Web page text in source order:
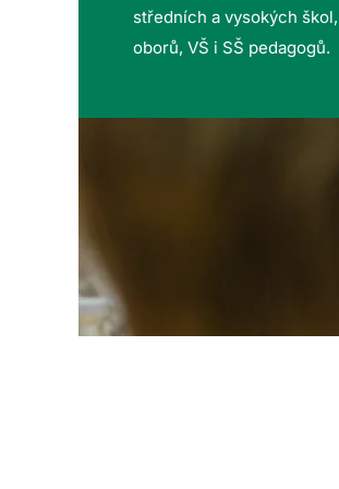
středních a vysokých
oborů, VŠ i SŠ pedagogů.